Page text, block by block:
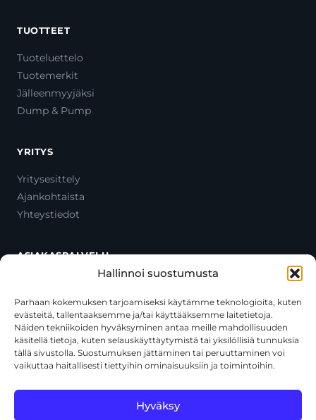
Hallinnoi suostumusta
Parhaan kokemuksen tarjoamiseksi käytämme teknologioita, kuten
evästeitä, tallentaaksemme ja/tai käyttääksemme laitetietoja.
Näiden tekniikoiden hyväksyminen antaa meille mahdollisuuden
käsitellä tietoja, kuten selauskäyttäytymistä tai yksilöllisiä tunnuksia
tällä sivustolla. Suostumuksen jättäminen tai peruuttaminen voi
vaikuttaa haitallisesti tiettyihin ominaisuuksiin ja toimintoihin.
Hyväksy
TUOTTEET
Tuoteluettelo
Tuotemerkit
Jälleenmyyjäksi
Dump & Pump
YRITYS
Yritysesittely
Ajankohtaista
Yhteystiedot
ASIAKASPALVELU
Oma tili
Maksutavat
Toimitustavat
Usein kysytyt kysymykset
+358 44 270 3795
asiakaspalvelu@toolcat.fi